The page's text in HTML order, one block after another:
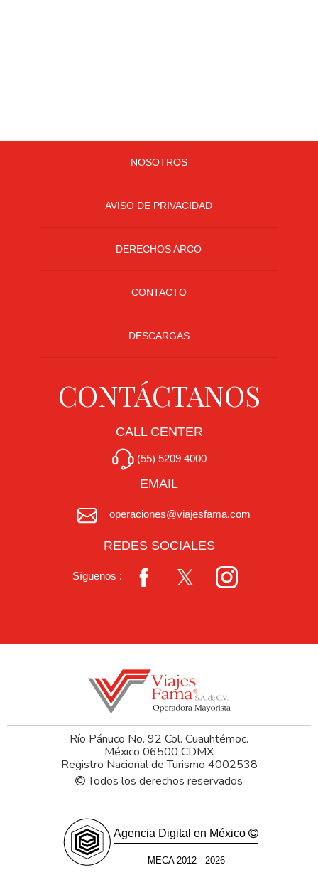
NOSOTROS
AVISO DE PRIVACIDAD
DERECHOS ARCO
CONTACTO
DESCARGAS
CONTÁCTANOS
CALL CENTER
(55) 5209 4000
EMAIL
operaciones@viajesfama.com
REDES SOCIALES
Síguenos :
Río Pánuco No. 92 Col. Cuauhtémoc.
México 06500 CDMX
Registro Nacional de Turismo 4002538
Todos los derechos reservados
Agencia Digital en México
MECA 2012 - 2026